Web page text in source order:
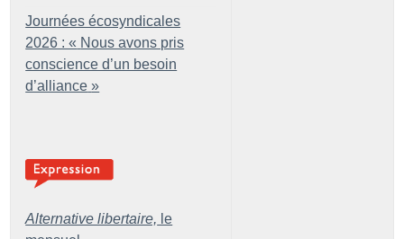
Journées écosyndicales
2026 : « Nous avons pris
conscience d’un besoin
d’alliance »
Alternative libertaire, le